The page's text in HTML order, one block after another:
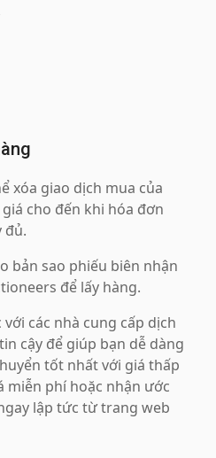
xóa giao dịch mua của
cho đến khi hóa đơn
đủ.
bản sao phiếu biên nhận
để lấy hàng.
các nhà cung cấp dịch
cậy để giúp bạn dễ dàng
tốt nhất với giá thấp
miễn phí hoặc nhận ước
lập tức từ trang web